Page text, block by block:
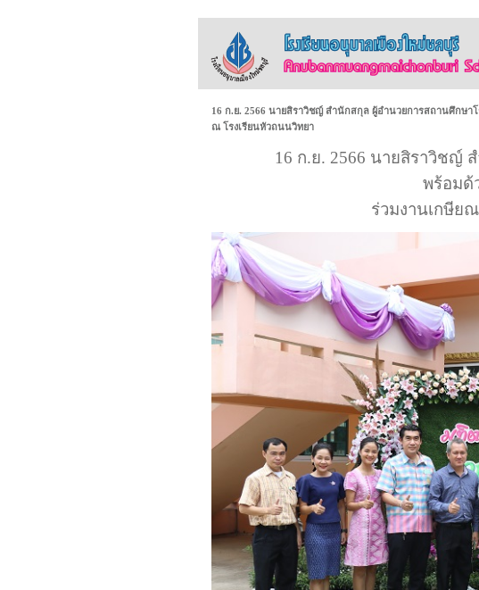
16 ก.ย. 2566 นายสิราวิชญ์ สำนักสกุล ผู้อำนวยการสถานศึกษา
ณ โรงเรียนหัวถนนวิทยา
16 ก.ย. 2566 นายสิราวิชญ์
พร้อมด้
ร่วมงานเกษีย